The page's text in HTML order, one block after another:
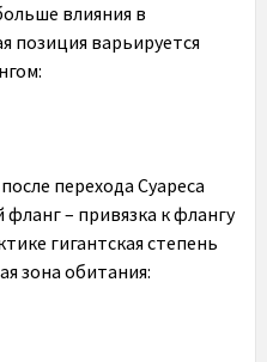
влияния в
позиция варьируется
перехода Суареса
– привязка к флангу
гигантская степень
зона обитания: